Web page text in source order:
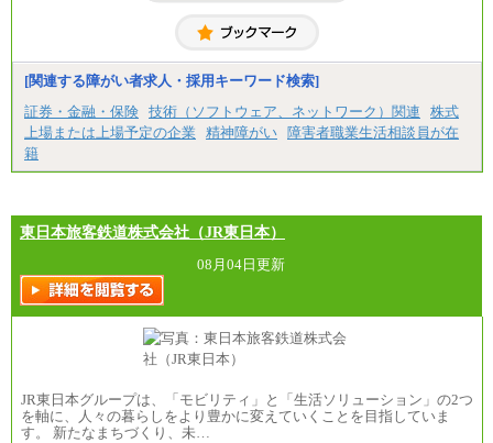
[関連する障がい者求人・採用キーワード検索]
証券・金融・保険 技術（ソフトウェア、ネットワーク）関連
株式
上場または上場予定の企業
精神障がい 障害者職業生活相談員が在
籍
東日本旅客鉄道株式会社（JR東日本）
08月04日更新
JR東日本グループは、「モビリティ」と「生活ソリューション」の2つ
を軸に、人々の暮らしをより豊かに変えていくことを目指していま
す。 新たなまちづくり、未…